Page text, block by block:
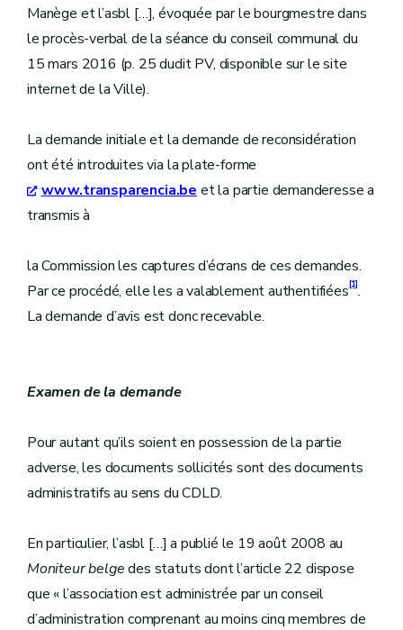
Manège et l’asbl […], évoquée par le bourgmestre dans
le procès-verbal de la séance du conseil communal du
15 mars 2016 (p. 25 dudit PV, disponible sur le site
internet de la Ville).
La demande initiale et la demande de reconsidération
ont été introduites via la plate-forme
www.transparencia.be et la partie demanderesse a
transmis à
la Commission les captures d’écrans de ces demandes.
Par ce procédé, elle les a valablement authentifiées[1].
La demande d’avis est donc recevable.
Examen de la demande
Pour autant qu’ils soient en possession de la partie
adverse, les documents sollicités sont des documents
administratifs au sens du CDLD.
En particulier, l’asbl […] a publié le 19 août 2008 au
Moniteur belgedes statuts dont l’article 22 dispose
que « l’association est administrée par un conseil
d’administration comprenant au moins cinq membres de